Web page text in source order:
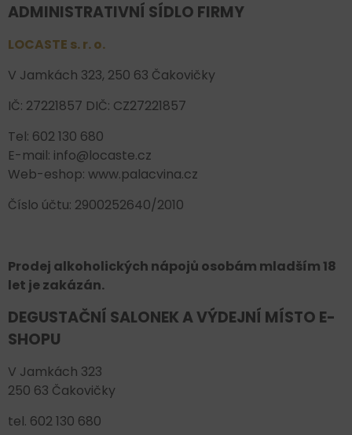
ADMINISTRATIVNÍ SÍDLO FIRMY
LOCASTE s. r. o.
V Jamkách 323, 250 63 Čakovičky
IČ: 27221857 DIČ: CZ27221857
Tel: 602 130 680
E-mail: info@locaste.cz
Web-eshop: www.palacvina.cz
Číslo účtu: 2900252640/2010
Prodej alkoholických nápojů osobám mladším 18
let je zakázán.
DEGUSTAČNÍ SALONEK A VÝDEJNÍ MÍSTO E-
SHOPU
V Jamkách 323
250 63 Čakovičky
tel. 602 130 680